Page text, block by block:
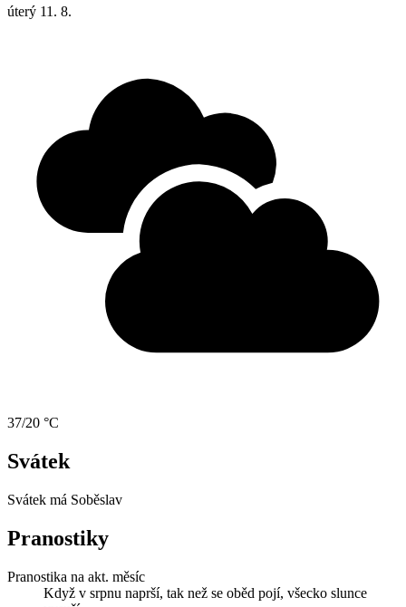
úterý 11. 8.
37/20 °C
Svátek
Svátek má Soběslav
Pranostiky
Pranostika na akt. měsíc
Když v srpnu naprší, tak než se oběd pojí, všecko slunce